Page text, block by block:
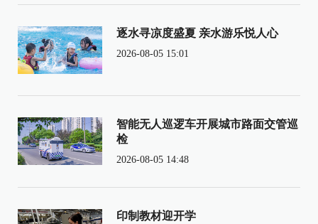
逐水寻凉度盛夏 亲水游乐悦人心
2026-08-05 15:01
智能无人巡逻车开展城市路面交管巡
检
2026-08-05 14:48
印制教材迎开学